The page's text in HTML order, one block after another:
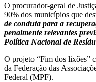
O procurador-geral de
90% dos municípios que
de conduta para a
penalmente relevantes
Política Nacional de
O projeto “Fim dos lixões”
da Federação das
Federal (MPF).